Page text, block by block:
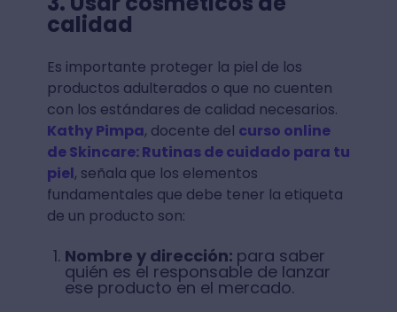
calidad
Es importante proteger la piel de los
productos adulterados o que no cuenten
con los estándares de calidad necesarios.
Kathy Pimpa, docente del curso online
de Skincare: Rutinas de cuidado para tu
piel, señala que los elementos
fundamentales que debe tener la etiqueta
de un producto son:
Nombre y dirección: para saber
quién es el responsable de lanzar
ese producto en el mercado.